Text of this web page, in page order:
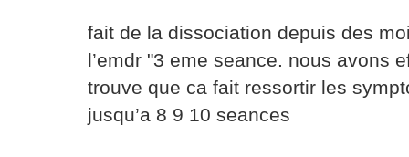
fait de la dissociation depuis des
l’emdr "3 eme seance. nous avons
trouve que ca fait ressortir les
jusqu’a 8 9 10 seances